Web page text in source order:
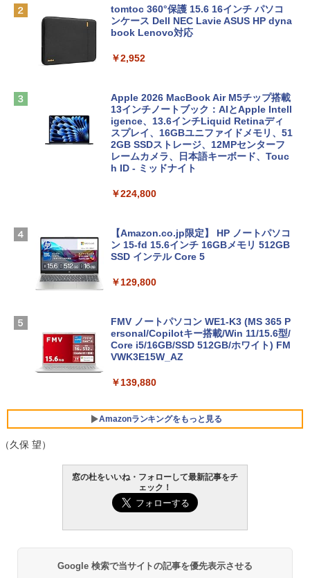
tomtoc 360°保護 15.6 16インチ パソコ
ンケース Dell NEC Lavie ASUS HP dyna
book Lenovo対応
￥2,952
Apple 2026 MacBook Air M5チップ搭載
13インチノートブック：AIとApple Intell
igence、13.6インチLiquid Retinaディ
スプレイ、16GBユニファイドメモリ、51
2GB SSDストレージ、12MPセンターフ
レームカメラ、日本語キーボード、Touc
h ID - ミッドナイト
￥224,800
【Amazon.co.jp限定】 HP ノートパソコ
ン 15-fd 15.6インチ 16GBメモリ 512GB
SSD インテル Core 5
￥129,800
FMV ノートパソコン WE1-K3 (MS 365 P
ersonal/Copilotキー搭載/Win 11/15.6型/
Core i5/16GB/SSD 512GB/ホワイト) FM
VWK3E15W_AZ
￥139,880
Amazonランキングをもっと見る
Robloxギフトカード - 800 Robux 【限
定バーチャルアイテムを含む】 【オンラ
インゲームコード】 ロブロックス | オン
ラインコード版
生成AIパスポート公式テキスト 第４版
￥1,766
AIイラスト表現辞典: 思い通りの絵を引き
Amazon Kindle - 目に優しい、かさばら
ない、大きな画面で読みやすい、6週間持
続バッテリー、6インチディスプレイ電子
書籍リーダー、マッチャ、16GB、広告な
￥16,980
（久保 望）
窓の杜をいいね・フォローして最新記事をチ
ェック！
Google 検索で当サイトの記事を優先表示させる